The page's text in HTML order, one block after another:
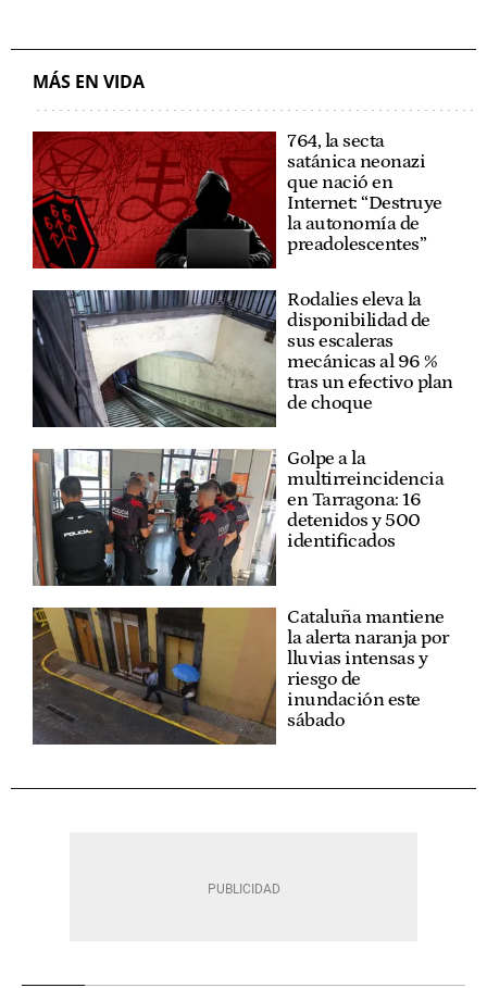
MÁS EN VIDA
764, la secta
satánica neonazi
que nació en
Internet: “Destruye
la autonomía de
preadolescentes”
Rodalies eleva la
disponibilidad de
sus escaleras
mecánicas al 96 %
tras un efectivo plan
de choque
Golpe a la
multirreincidencia
en Tarragona: 16
detenidos y 500
identificados
Cataluña mantiene
la alerta naranja por
lluvias intensas y
riesgo de
inundación este
sábado